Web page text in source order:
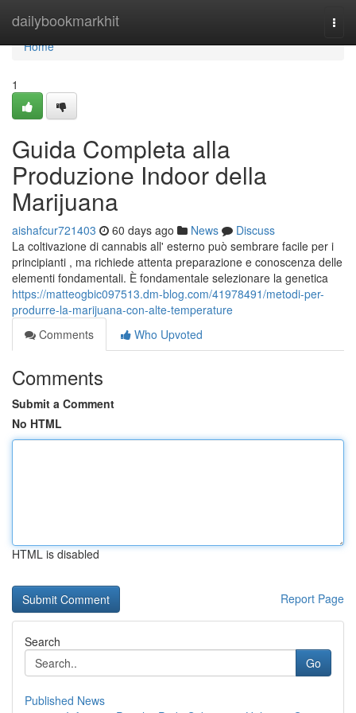
dailybookmarkhit
Home
Home
1
Guida Completa alla
Produzione Indoor della
Marijuana
aishafcur721403 60 days ago News
Discuss
La coltivazione di cannabis all' esterno può sembrare facile per i
principianti , ma richiede attenta preparazione e conoscenza delle
elementi fondamentali. È fondamentale selezionare la genetica
https://matteogbic097513.dm-blog.com/41978491/metodi-per-
produrre-la-marijuana-con-alte-temperature
Comments
Who Upvoted
Comments
Submit a Comment
No HTML
HTML is disabled
Report Page
Search
Go
Published News